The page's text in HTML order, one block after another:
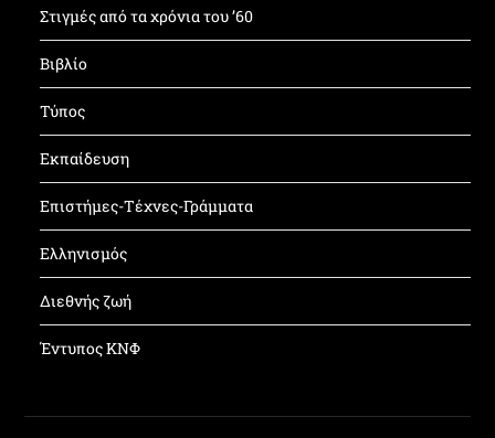
Στιγμές από τα χρόνια του ’60
Βιβλίο
Τύπος
Εκπαίδευση
Επιστήμες-Τέχνες-Γράμματα
Ελληνισμός
Διεθνής ζωή
Έντυπος ΚΝΦ